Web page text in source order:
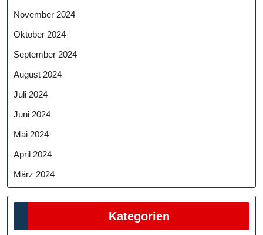
November 2024
Oktober 2024
September 2024
August 2024
Juli 2024
Juni 2024
Mai 2024
April 2024
März 2024
Kategorien